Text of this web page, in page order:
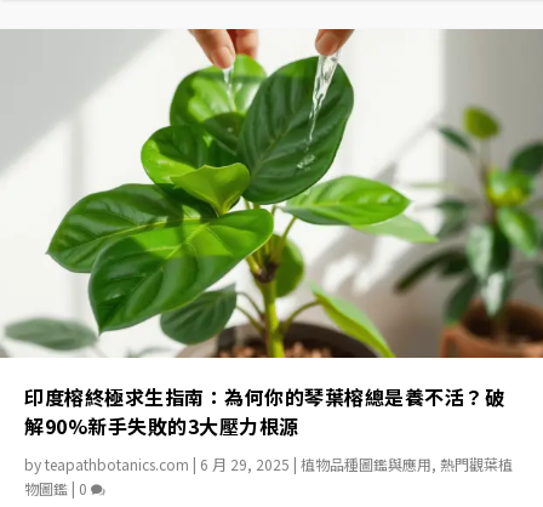
印度榕終極求生指南：為何你的琴葉榕總是養不活？破
解90%新手失敗的3大壓力根源
byteapathbotanics.com | 6 月 29, 2025 | 植物品種圖鑑與應用, 熱門觀葉植
物圖鑑 | 0